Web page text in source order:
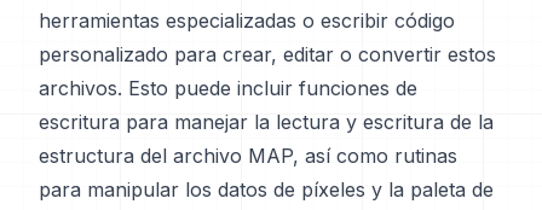
herramientas especializadas o escribir código
personalizado para crear, editar o convertir estos
archivos. Esto puede incluir funciones de
escritura para manejar la lectura y escritura de la
estructura del archivo MAP, así como rutinas
para manipular los datos de píxeles y la paleta de